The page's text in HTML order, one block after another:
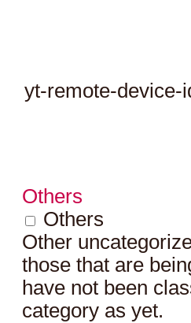
yt-remote-device-
Others
Others
Other
those that are
have not been
category as yet.